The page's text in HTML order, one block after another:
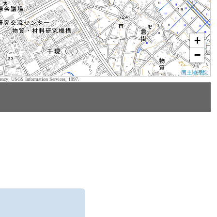
+
−
国土地理院
USGS Information Services, 1997.